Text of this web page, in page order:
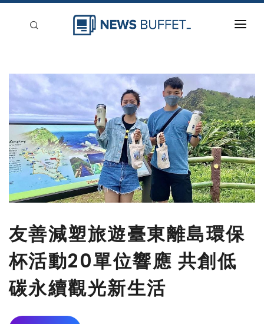
新聞稿分類
登入
刊登
友善減塑旅遊臺東離島環保
杯活動20單位響應 共創低
碳永續觀光新生活